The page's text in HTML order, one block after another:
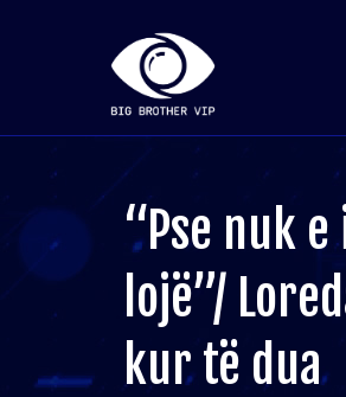
“Pse nuk
lojë”/
kur të dua